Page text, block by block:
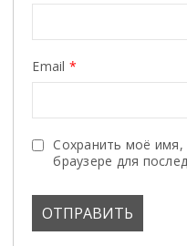
Email *
Сохранить моё имя,
браузере для